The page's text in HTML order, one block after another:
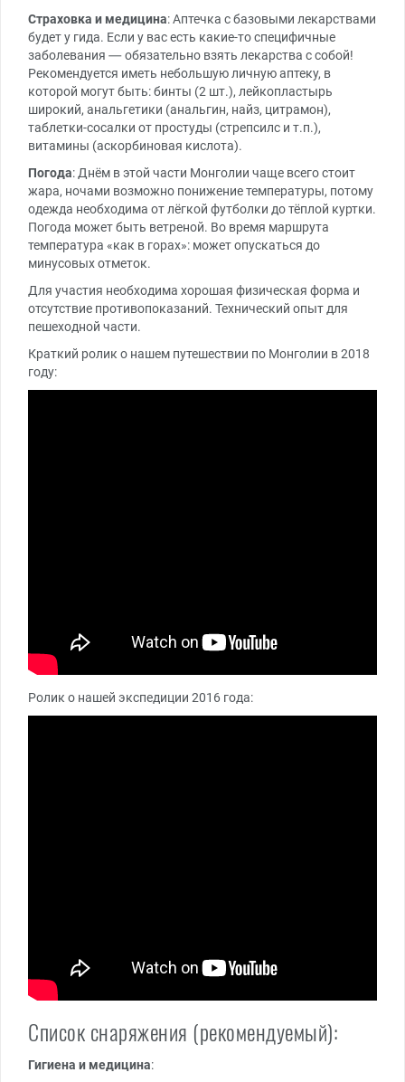
Страховка и медицина: Аптечка с базовыми лекарствами
будет у гида. Если у вас есть какие-то специфичные
заболевания — обязательно взять лекарства с собой!
Рекомендуется иметь небольшую личную аптеку, в
которой могут быть: бинты (2 шт.), лейкопластырь
широкий, анальгетики (анальгин, найз, цитрамон),
таблетки-сосалки от простуды (стрепсилс и т.п.),
витамины (аскорбиновая кислота).
Погода: Днём в этой части Монголии чаще всего стоит
жара, ночами возможно понижение температуры, потому
одежда необходима от лёгкой футболки до тёплой куртки.
Погода может быть ветреной. Во время маршрута
температура «как в горах»: может опускаться до
минусовых отметок.
Для участия необходима хорошая физическая форма и
отсутствие противопоказаний. Технический опыт для
пешеходной части.
Краткий ролик о нашем путешествии по Монголии в 2018
году:
Ролик о нашей экспедиции 2016 года:
Список снаряжения (рекомендуемый):
Гигиена и медицина: